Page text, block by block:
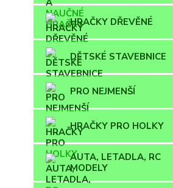
HRAČKY DŘEVĚNÉ
DĚTSKÉ STAVEBNICE
PRO NEJMENŠÍ
HRAČKY PRO HOLKY
AUTA, LETADLA, RC
MODELY